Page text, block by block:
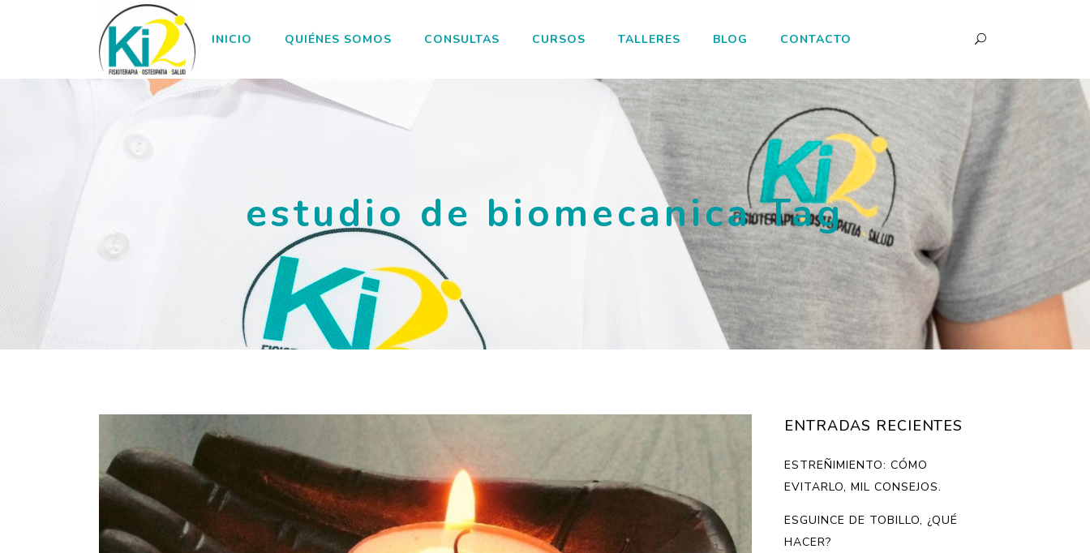
INICIO QUIÉNES SOMOS CONSULTAS CURSOS TALLERES BLOG CONTACTO
estudio de biomecanica Tag
ENTRADAS RECIENTES
ESTREÑIMIENTO: CÓMO
EVITARLO, MIL CONSEJOS.
ESGUINCE DE TOBILLO, ¿QUÉ
HACER?